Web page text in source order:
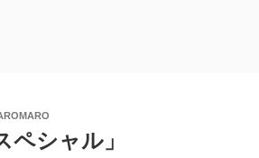
ペシャル」